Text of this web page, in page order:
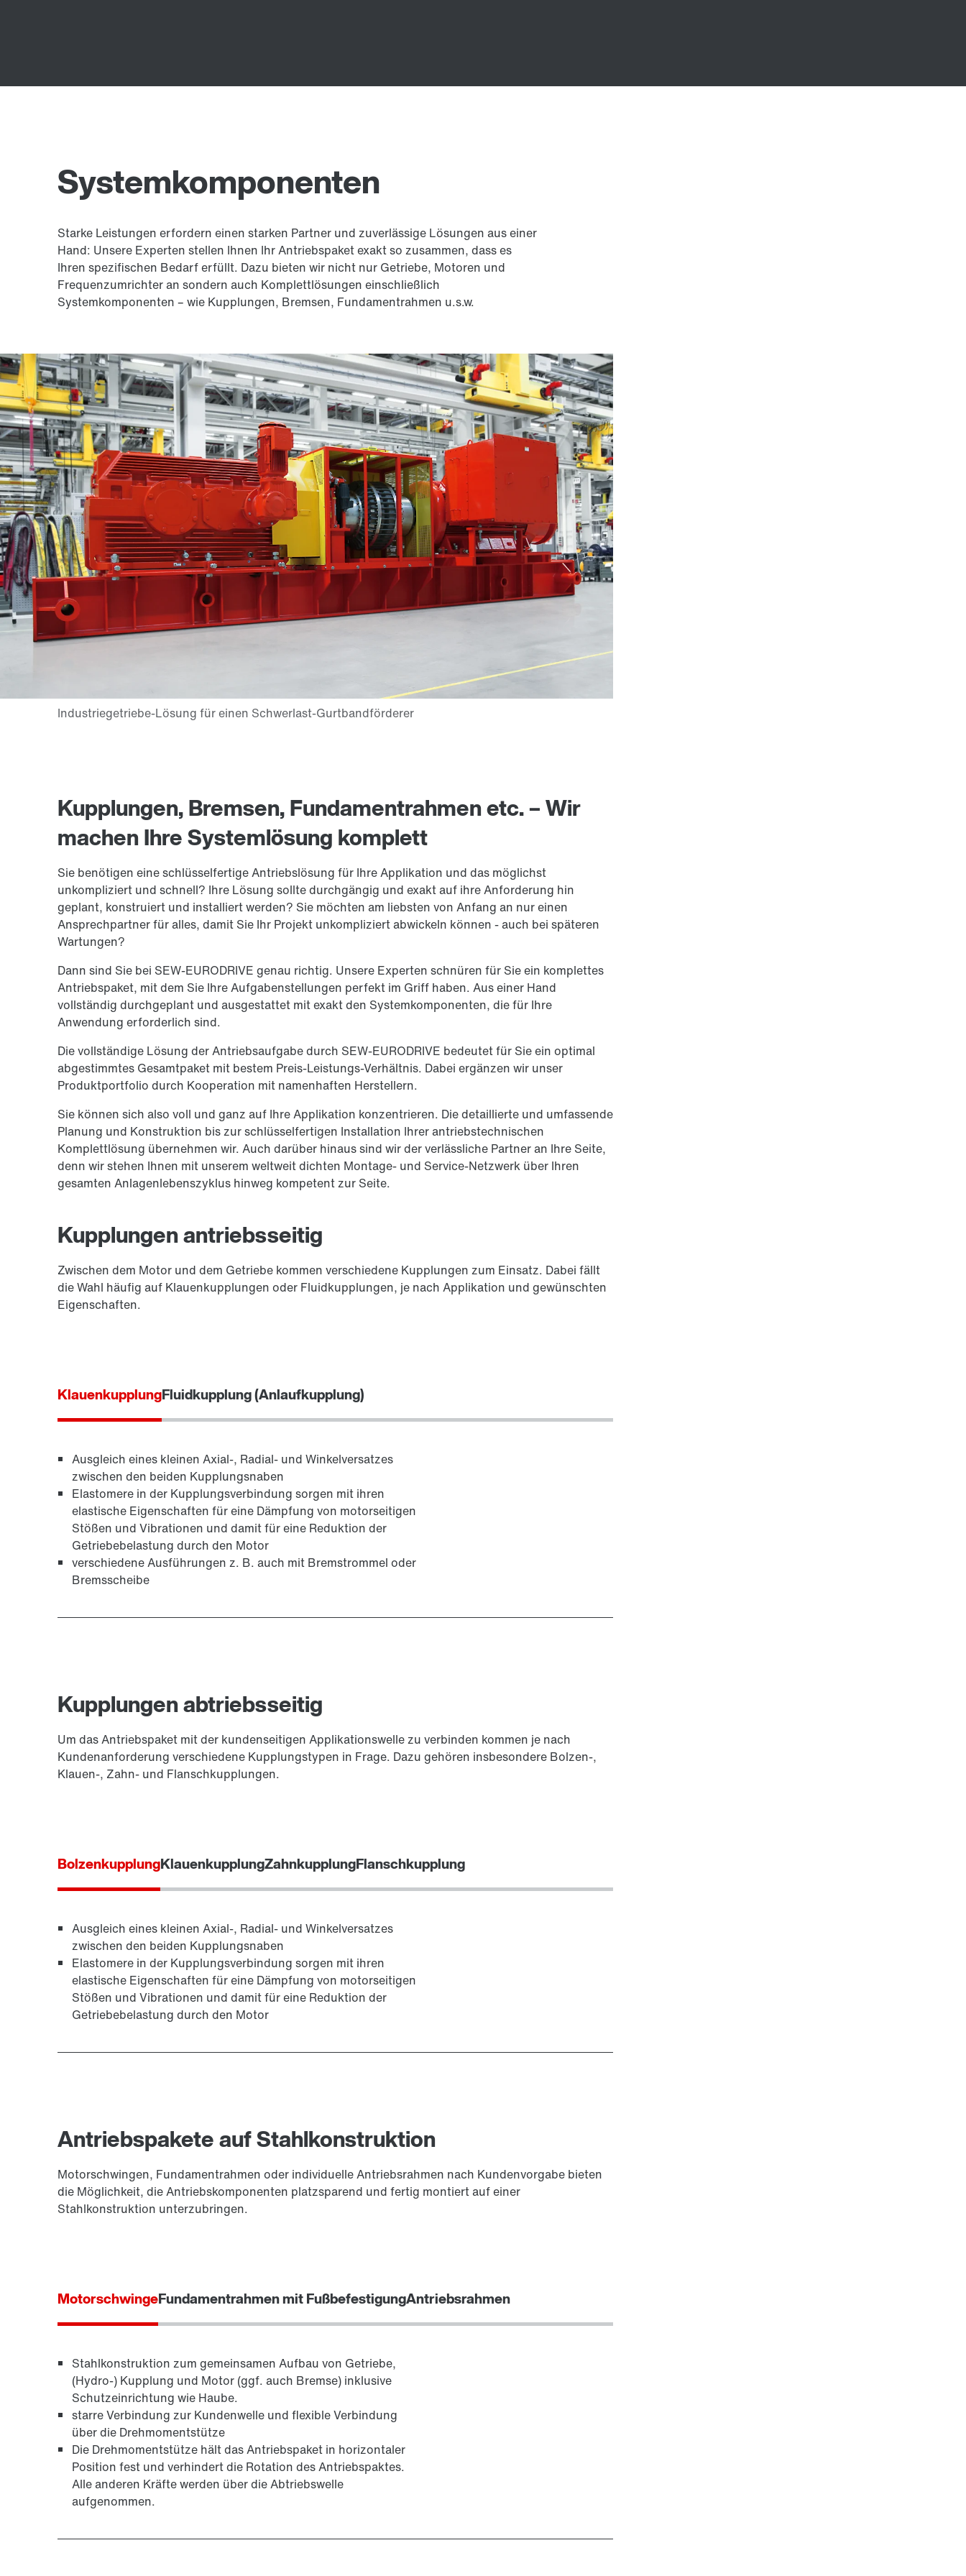
Systemkomponenten
Starke Leistungen erfordern einen starken Partner und zuverlässige Lösungen aus einer
Hand: Unsere Experten stellen Ihnen Ihr Antriebspaket exakt so zusammen, dass es
Ihren spezifischen Bedarf erfüllt. Dazu bieten wir nicht nur Getriebe, Motoren und
Frequenzumrichter an sondern auch Komplettlösungen einschließlich
Systemkomponenten – wie Kupplungen, Bremsen, Fundamentrahmen u.s.w.
Kupplungen, Bremsen, Fundamentrahmen etc. – Wir
machen Ihre Systemlösung komplett
Sie benötigen eine schlüsselfertige Antriebslösung für Ihre Applikation und das möglichst
unkompliziert und schnell? Ihre Lösung sollte durchgängig und exakt auf ihre An­for­derung hin
geplant, konstruiert und installiert werden? Sie möchten am liebsten von Anfang an nur einen
Ansprech­partner für alles, damit Sie Ihr Projekt unkompliziert abwickeln können - auch bei späteren
Wartungen?
Dann sind Sie bei SEW-EURODRIVE genau richtig. Unsere Experten schnüren für Sie ein komplettes
Antriebspaket, mit dem Sie Ihre Aufgabenstellungen perfekt im Griff haben. Aus einer Hand
vollständig durchgeplant und ausgestattet mit exakt den System­komponenten, die für Ihre
Anwendung erforderlich sind.
Die vollständige Lösung der Antriebsaufgabe durch SEW-EURODRIVE bedeutet für Sie ein optimal
abgestimmtes Gesamtpaket mit bestem Preis-Leistungs-Verhältnis. Dabei ergänzen wir unser
Produktportfolio durch Kooperation mit namenhaften Herstellern.
Sie können sich also voll und ganz auf Ihre Applikation konzentrieren. Die detaillierte und umfassende
Planung und Konstruktion bis zur schlüsselfertigen Installation Ihrer antriebstechnischen
Komplettlösung übernehmen wir. Auch darüber hinaus sind wir der verlässliche Partner an Ihre Seite,
denn wir stehen Ihnen mit unserem weltweit dichten Montage- und Service-Netzwerk über Ihren
gesamten Anlagenlebenszyklus hinweg kompetent zur Seite.
Kupplungen antriebsseitig
Zwischen dem Motor und dem Getriebe kommen verschiedene Kupplungen zum Einsatz. Dabei fällt
die Wahl häufig auf Klauenkupplungen oder Fluidkupplungen, je nach Applikation und gewünschten
Eigenschaften.
KlauenkupplungFluidkupplung (Anlaufkupplung)
Ausgleich eines kleinen Axial-, Radial- und Winkelversatzes
zwischen den beiden Kupplungsnaben
Elastomere in der Kupplungsverbindung sorgen mit ihren
elastische Eigenschaften für eine Dämpfung von motorseitigen
Stößen und Vibrationen und damit für eine Reduktion der
Getriebebelastung durch den Motor
verschiedene Ausführungen z. B. auch mit Bremstrommel oder
Bremsscheibe
Kupplungen abtriebsseitig
Um das Antriebspaket mit der kundenseitigen Applikationswelle zu verbinden kommen je nach
Kundenanforderung verschiedene Kupplungstypen in Frage. Dazu gehören insbesondere Bolzen-,
Klauen-, Zahn- und Flanschkupplungen.
BolzenkupplungKlauenkupplungZahnkupplungFlanschkupplung
Ausgleich eines kleinen Axial-, Radial- und Winkelversatzes
zwischen den beiden Kupplungsnaben
Elastomere in der Kupplungsverbindung sorgen mit ihren
elastische Eigenschaften für eine Dämpfung von motorseitigen
Stößen und Vibrationen und damit für eine Reduktion der
Getriebebelastung durch den Motor
Antriebspakete auf Stahlkonstruktion
Motorschwingen, Fundamentrahmen oder individuelle Antriebsrahmen nach Kundenvorgabe bieten
die Möglichkeit, die Antriebskomponenten platzsparend und fertig montiert auf einer
Stahlkonstruktion unterzubringen.
MotorschwingeFundamentrahmen mit FußbefestigungAntriebsrahmen
Stahlkonstruktion zum gemeinsamen Aufbau von Getriebe,
(Hydro-) Kupplung und Motor (ggf. auch Bremse) inklusive
Schutzeinrichtung wie Haube.
starre Verbindung zur Kundenwelle und flexible Verbindung
über die Drehmomentstütze
Die Drehmomentstütze hält das Antriebspaket in horizontaler
Position fest und verhindert die Rotation des Antriebspaktes.
Alle anderen Kräfte werden über die Abtriebswelle
aufgenommen.